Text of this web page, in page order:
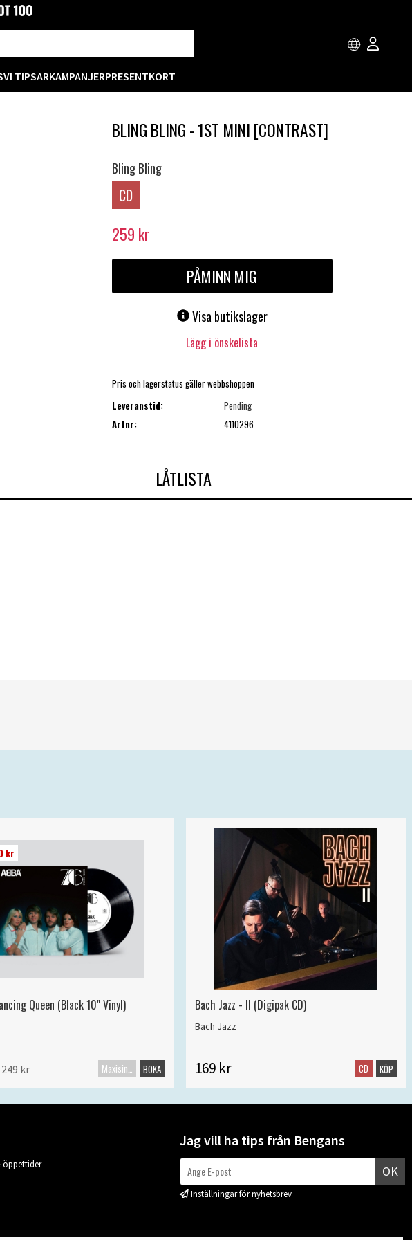
VI TIPSARKAMPANJERPRESENTKORT
BLING BLING - 1ST MINI [CONTRAST]
Bling Bling
CD
259 kr
PÅMINN MIG
Visa butikslager
Lägg i önskelista
Pris och lagerstatus gäller webbshoppen
Leveranstid:
Pending
Artnr:
4110296
LÅTLISTA
kr
Queen (Black 10" Vinyl)
249 kr Maxisingel BOKA
Bach Jazz - II (Digipak CD)
Bach Jazz
169 kr CD KÖP
öppettider
Jag vill ha tips från Bengans
OK
Inställningar för nyhetsbrev